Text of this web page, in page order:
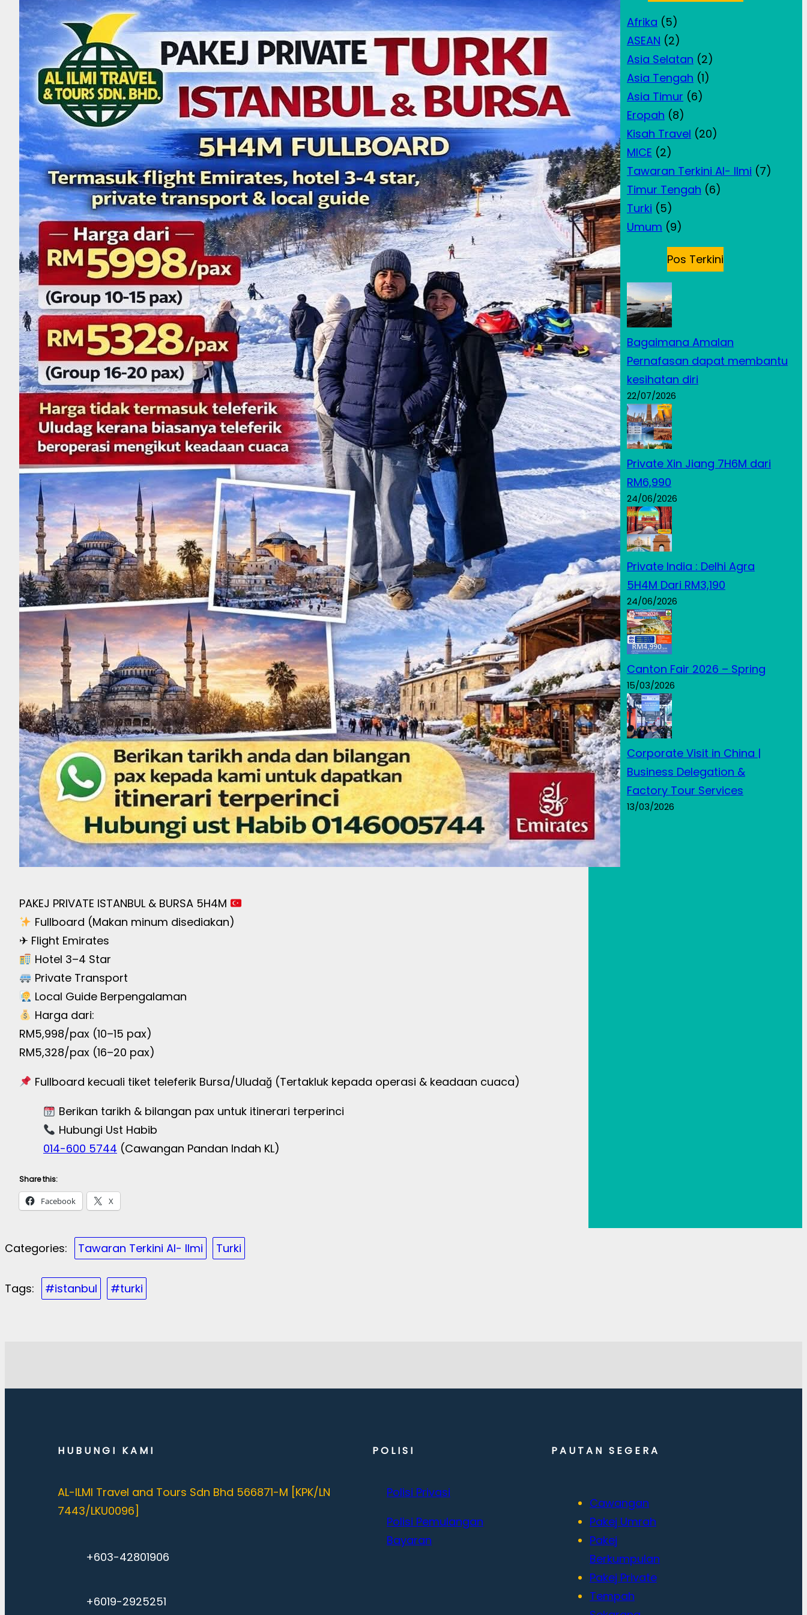
PAKEJ PRIVATE ISTANBUL & BURSA 5H4M
Fullboard (Makan minum disediakan)
✈ Flight Emirates
Hotel 3–4 Star
Private Transport
Local Guide Berpengalaman
Harga dari:
RM5,998/pax (10–15 pax)
RM5,328/pax (16–20 pax)
Fullboard kecuali tiket teleferik Bursa/Uludağ (Tertakluk kepada operasi & keadaan cuaca)
Berikan tarikh & bilangan pax untuk itinerari terperinci
Hubungi Ust Habib
014-600 5744 (Cawangan Pandan Indah KL)
Share this:
Facebook X
Afrika (5)
ASEAN (2)
Asia Selatan (2)
Asia Tengah (1)
Asia Timur (6)
Eropah (8)
Kisah Travel (20)
MICE (2)
Tawaran Terkini Al- Ilmi (7)
Timur Tengah (6)
Turki (5)
Umum (9)
Pos Terkini
Bagaimana Amalan
Pernafasan dapat membantu
kesihatan diri
22/07/2026
Private Xin Jiang 7H6M dari
RM6,990
24/06/2026
Private India : Delhi Agra
5H4M Dari RM3,190
24/06/2026
Canton Fair 2026 – Spring
15/03/2026
Corporate Visit in China |
Business Delegation &
Factory Tour Services
13/03/2026
Categories: Tawaran Terkini Al- Ilmi Turki
Tags: #istanbul #turki
HUBUNGI KAMI
AL-ILMI Travel and Tours Sdn Bhd 566871-M [KPK/LN
7443/LKU0096]
+603-42801906
+6019-2925251
POLISI
Polisi Privasi
Polisi Pemulangan
Bayaran
PAUTAN SEGERA
Cawangan
Pakej Umrah
Pakej
Berkumpulan
Pakej Private
Tempah